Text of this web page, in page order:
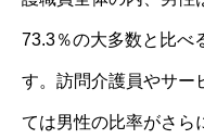
73.3％の大多数と比べ
す。訪問介護員やサー
ては男性の比率がさら